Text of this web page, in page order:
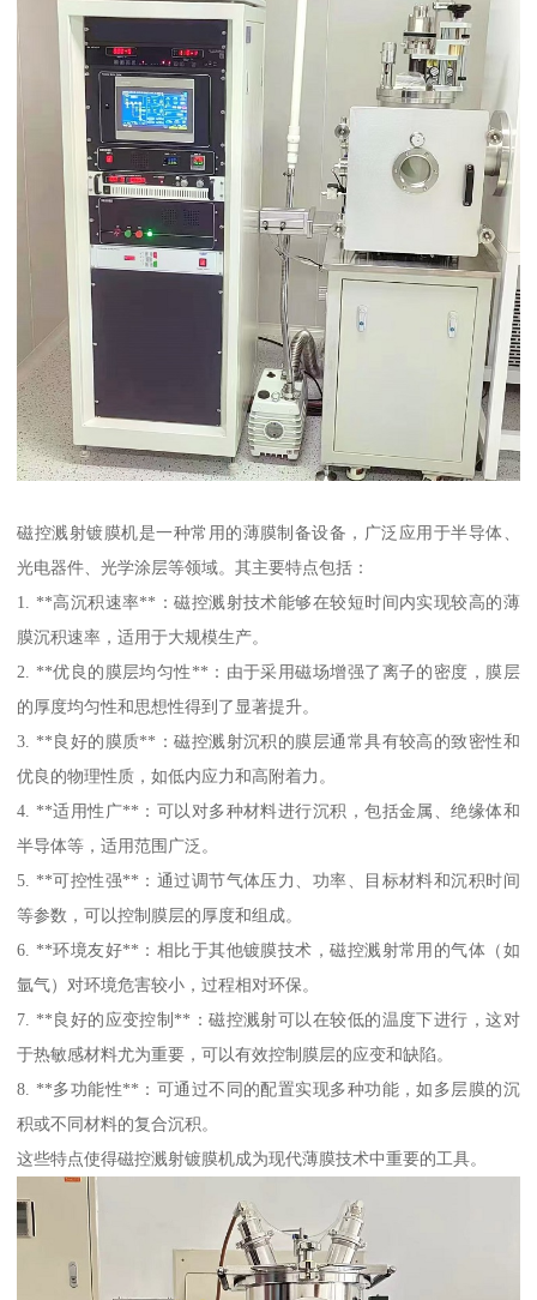
磁控溅射镀膜机是一种常用的薄膜制备设备，广泛应用于半导体、
光电器件、光学涂层等领域。其主要特点包括：
1. **高沉积速率**：磁控溅射技术能够在较短时间内实现较高的薄
膜沉积速率，适用于大规模生产。
2. **优良的膜层均匀性**：由于采用磁场增强了离子的密度，膜层
的厚度均匀性和思想性得到了显著提升。
3. **良好的膜质**：磁控溅射沉积的膜层通常具有较高的致密性和
优良的物理性质，如低内应力和高附着力。
4. **适用性广**：可以对多种材料进行沉积，包括金属、绝缘体和
半导体等，适用范围广泛。
5. **可控性强**：通过调节气体压力、功率、目标材料和沉积时间
等参数，可以控制膜层的厚度和组成。
6. **环境友好**：相比于其他镀膜技术，磁控溅射常用的气体（如
氩气）对环境危害较小，过程相对环保。
7. **良好的应变控制**：磁控溅射可以在较低的温度下进行，这对
于热敏感材料尤为重要，可以有效控制膜层的应变和缺陷。
8. **多功能性**：可通过不同的配置实现多种功能，如多层膜的沉
积或不同材料的复合沉积。
这些特点使得磁控溅射镀膜机成为现代薄膜技术中重要的工具。